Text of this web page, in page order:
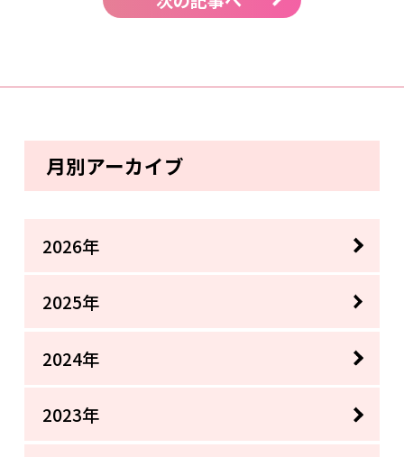
月別アーカイブ
2026年
2025年
2024年
2023年